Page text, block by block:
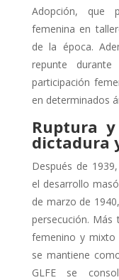
Adopción, que
femenina en
de la época.
repunte
participación
en determinados
Ruptura
dictadura
Después de
el desarrollo
de marzo de
persecución. Más
femenino y mixto
se mantiene
GLFE se